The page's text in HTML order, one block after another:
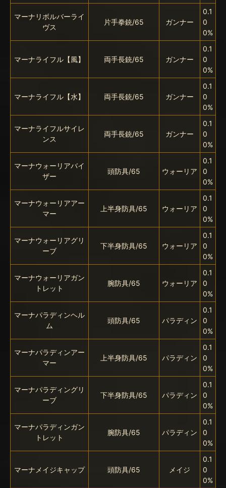
マーナリボルバーライ
ヴス
片手拳銃/65 ガンナー
0.1
0
0%
マーナライフル【風】 両手長銃/65 ガンナー
0.1
0
0%
マーナライフル【水】 両手長銃/65 ガンナー
0.1
0
0%
マーナライフルサイレ
ンス
両手長銃/65 ガンナー
0.1
0
0%
マーナウォーリアバイ
ザー
頭防具/65 ウォーリア
0.1
0
0%
マーナウォーリアアー
マー
上半身防具/65 ウォーリア
0.1
0
0%
マーナウォーリアグリ
ーブ
下半身防具/65 ウォーリア
0.1
0
0%
マーナウォーリアガン
トレット
腕防具/65 ウォーリア
0.1
0
0%
マーナパラディンヘル
ム
頭防具/65 パラディン
0.1
0
0%
マーナパラディンアー
マー
上半身防具/65 パラディン
0.1
0
0%
マーナパラディングリ
ーブ
下半身防具/65 パラディン
0.1
0
0%
マーナパラディンガン
トレット
腕防具/65 パラディン
0.1
0
0%
マーナメイジキャップ 頭防具/65 メイジ
0.1
0
0%